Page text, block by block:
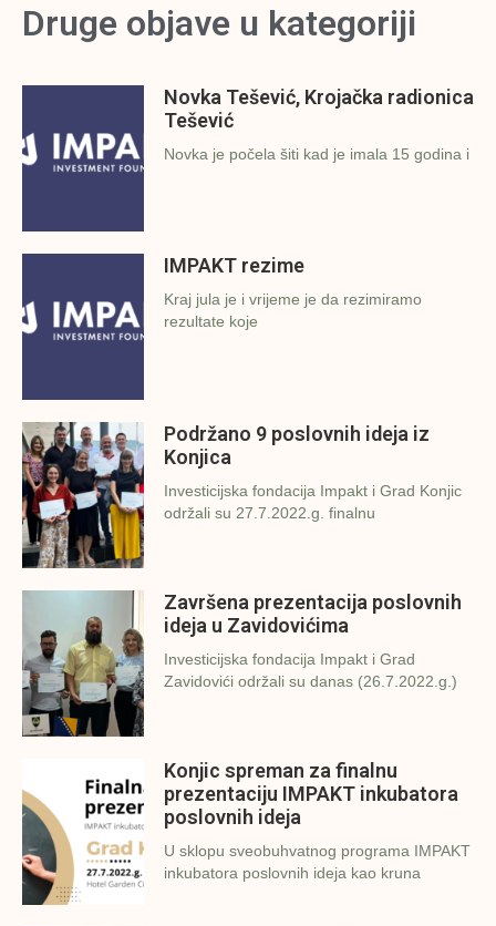
Druge objave u kategoriji
Novka Tešević, Krojačka radionica
Tešević
Novka je počela šiti kad je imala 15 godina i
IMPAKT rezime
Kraj jula je i vrijeme je da rezimiramo
rezultate koje
Podržano 9 poslovnih ideja iz
Konjica
Investicijska fondacija Impakt i Grad Konjic
održali su 27.7.2022.g. finalnu
Završena prezentacija poslovnih
ideja u Zavidovićima
Investicijska fondacija Impakt i Grad
Zavidovići održali su danas (26.7.2022.g.)
Konjic spreman za finalnu
prezentaciju IMPAKT inkubatora
poslovnih ideja
U sklopu sveobuhvatnog programa IMPAKT
inkubatora poslovnih ideja kao kruna